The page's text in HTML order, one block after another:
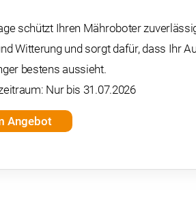
schützt Ihren Mähroboter
Witterung und sorgt dafür, dass Ihr
bestens aussieht.
Nur bis 31.07.2026
Angebot